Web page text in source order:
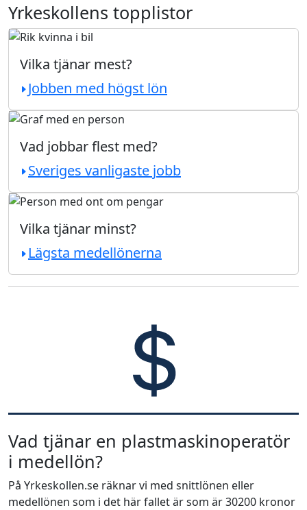
Yrkeskollens topplistor
Vilka tjänar mest?
Jobben med högst lön
Vad jobbar flest med?
Sveriges vanligaste jobb
Vilka tjänar minst?
Lägsta medellönerna
Vad tjänar en plastmaskinoperatör
i medellön?
På Yrkeskollen.se räknar vi med snittlönen eller
medellönen som i det här fallet är som är 30200 kronor